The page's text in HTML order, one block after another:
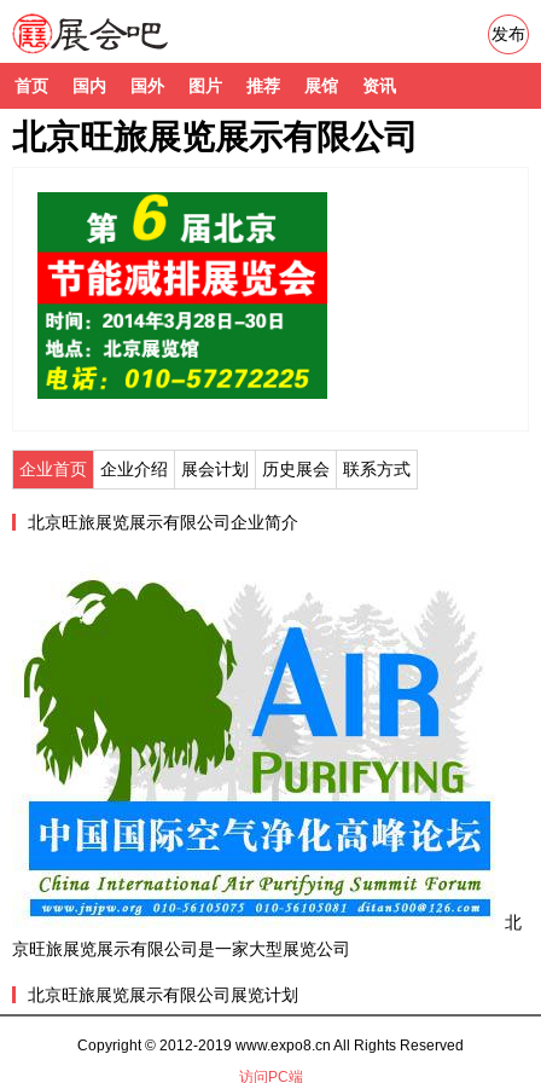
首页 国内 国外 图片 推荐 展馆 资讯
发布
北京旺旅展览展示有限公司
企业首页 企业介绍 展会计划 历史展会 联系方式
北京旺旅展览展示有限公司企业简介
北
京旺旅展览展示有限公司是一家大型展览公司
北京旺旅展览展示有限公司展览计划
Copyright © 2012-2019 www.expo8.cn All Rights Reserved
访问PC端